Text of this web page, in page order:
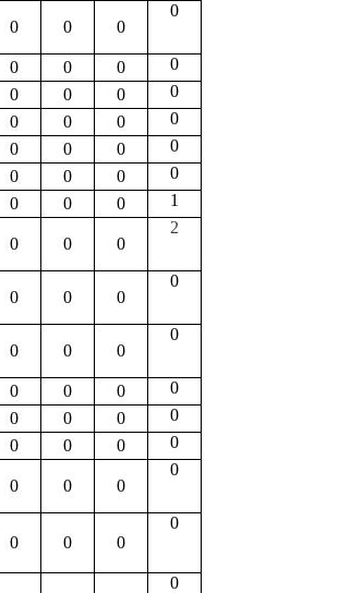
0 0 0
0
0 0 0
0
0 0 0
0
0 0 0
0
0 0 0
0
0 0 0
0
0 0 0 1
0 0 0
2
0 0 0
0
0 0 0
0
0 0 0
0
0 0 0
0
0 0 0
0
0 0 0
0
0 0 0
0
0